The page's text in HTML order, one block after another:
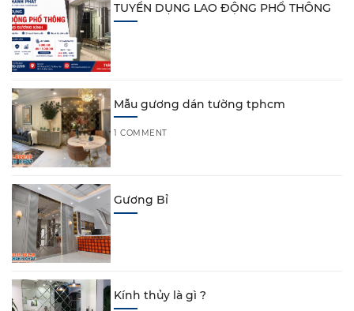
TUYỂN DỤNG LAO ĐỘNG PHỔ THÔNG
Mẫu gương dán tường tphcm
1 COMMENT
Gương Bỉ
Kính thủy là gì ?